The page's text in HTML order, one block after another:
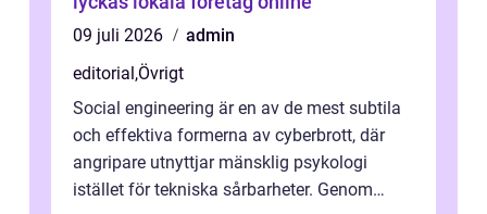
09 juli 2026
admin
editorial,Övrigt
Social engineering är en av de mest subtila
och effektiva formerna av cyberbrott, där
angripare utnyttjar mänsklig psykologi
istället för tekniska sårbarheter. Genom